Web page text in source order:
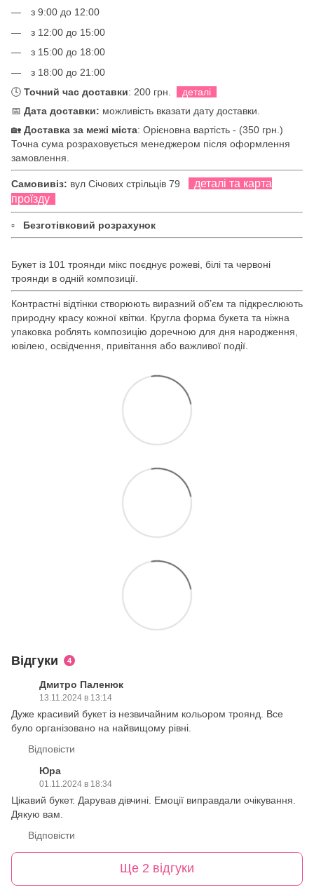
з 9:00 до 12:00
з 12:00 до 15:00
з 15:00 до 18:00
з 18:00 до 21:00
🕓 Точний час доставки: 200 грн.
деталі
📅 Дата доставки: можливість вказати дату доставки.
🏡 Доставка за межі міста: Орієновна вартість - (350 грн.)
Точна сума розраховується менеджером після оформлення
замовлення.
Самовивіз: вул Січових стрільців 79
деталі та карта
проїзду
▫ Безготівковий розрахунок
Букет із 101 троянди мікс поєднує рожеві, білі та червоні
троянди в одній композиції.
Контрастні відтінки створюють виразний об’єм та підкреслюють
природну красу кожної квітки. Кругла форма букета та ніжна
упаковка роблять композицію доречною для дня народження,
ювілею, освідчення, привітання або важливої події.
Відгуки 4
Дмитро Паленюк
13.11.2024 в 13:14
Дуже красивий букет із незвичайним кольором троянд. Все
було організовано на найвищому рівні.
Відповісти
Юра
01.11.2024 в 18:34
Цікавий букет. Дарував дівчині. Емоції виправдали очікування.
Дякую вам.
Відповісти
Ще 2 відгуки